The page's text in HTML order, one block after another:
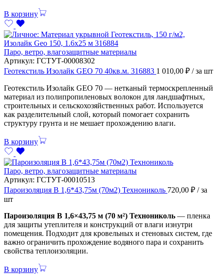
В корзину
Паро, ветро, влагозащитные материалы
Артикул: ГСТУТ-00008302
Геотекстиль Изолайк GEO 70 40кв.м. 316883 1 010,00 ₽ / за шт
Геотекстиль Изолайк GEO 70 — нетканый термоскрепленный
материал из полипропиленовых волокон для ландшафтных,
строительных и сельскохозяйственных работ. Используется
как разделительный слой, который помогает сохранить
структуру грунта и не мешает прохождению влаги.
В корзину
Паро, ветро, влагозащитные материалы
Артикул: ГСТУТ-00010513
Пароизоляция В 1,6*43,75м (70м2) Технониколь 720,00 ₽ / за
шт
Пароизоляция В 1,6×43,75 м (70 м²) Технониколь — пленка
для защиты утеплителя и конструкций от влаги изнутри
помещения. Подходит для кровельных и стеновых систем, где
важно ограничить прохождение водяного пара и сохранить
свойства теплоизоляции.
В корзину